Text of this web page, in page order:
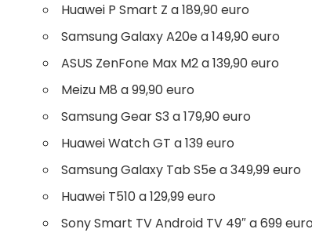
Huawei P Smart Z a 189,90 euro
Samsung Galaxy A20e a 149,90 euro
ASUS ZenFone Max M2 a 139,90 euro
Meizu M8 a 99,90 euro
Samsung Gear S3 a 179,90 euro
Huawei Watch GT a 139 euro
Samsung Galaxy Tab S5e a 349,99 euro
Huawei T510 a 129,99 euro
Sony Smart TV Android TV 49″ a 699 euro